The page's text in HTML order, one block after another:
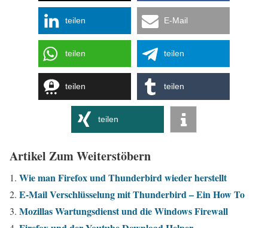
teilen E-Mail
teilen teilen
teilen teilen
teilen
Artikel Zum Weiterstöbern
Wie man Firefox und Thunderbird wieder herstellt
E-Mail Verschlüsselung mit Thunderbird – Ein How To
Mozillas Wartungsdienst und die Windows Firewall